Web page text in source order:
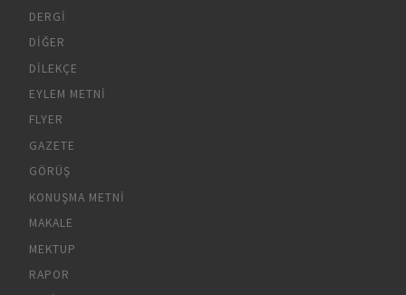
DERGI
DIĞER
DILEKÇE
EYLEM METNI
FLYER
GAZETE
GÖRÜŞ
KONUŞMA METNI
MAKALE
MEKTUP
RAPOR